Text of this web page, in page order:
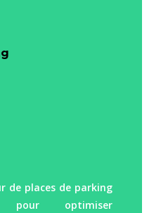
de places de parking
pour optimiser